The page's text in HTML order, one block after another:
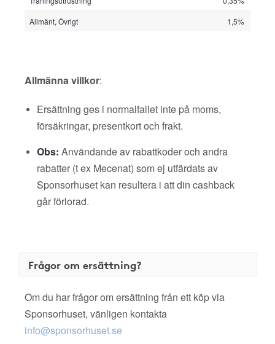
Allmänt, Övrigt
1,5%
Allmänna villkor:
Ersättning ges i normalfallet inte på moms,
försäkringar, presentkort och frakt.
Obs: Användande av rabattkoder och andra
rabatter (t ex Mecenat) som ej utfärdats av
Sponsorhuset kan resultera i att din cashback
går förlorad.
Frågor om ersättning?
Om du har frågor om ersättning från ett köp via
Sponsorhuset, vänligen kontakta
info@sponsorhuset.se